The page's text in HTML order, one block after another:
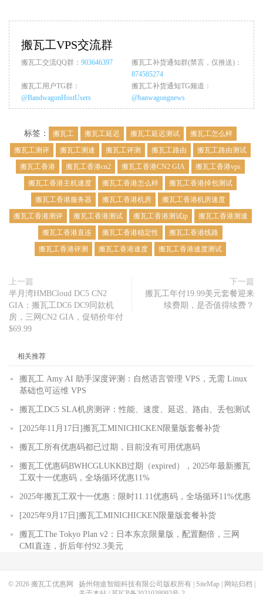
搬瓦工VPS交流群
搬瓦工交流QQ群： 903646397
搬瓦工补货通知群(禁言，仅推送)：
874585274
搬瓦工用户TG群：
@BandwagonHostUsers
搬瓦工补货通知TG频道：
@banwagongnews
标签： 搬瓦工 搬瓦工延迟 搬瓦工延迟测试
搬瓦工怎么样
搬瓦工测评
搬瓦工测速 搬瓦工评测 搬瓦工路由
搬瓦工路由测试
搬瓦工香港
搬瓦工香港cn2 搬瓦工香港CN2 GIA
搬瓦工香港vps
搬瓦工香港主机速度
搬瓦工香港怎么样
搬瓦工香港掉包测试
搬瓦工香港服务器
搬瓦工香港机房
搬瓦工香港机房速度
搬瓦工香港测评
搬瓦工香港测试 搬瓦工香港测试ip
搬瓦工香港测速
搬瓦工香港直连
搬瓦工香港稳定性
搬瓦工香港线路
搬瓦工香港评测
搬瓦工香港速度 搬瓦工香港速度测试
上一篇
半月湾HMBCloud DC5 CN2
GIA：搬瓦工DC6 DC9同款机
房，三网CN2 GIA，促销价年付
$69.99
下一篇
搬瓦工年付19.99美元套餐迎来
续费期，是否值得续费？
相关推荐
搬瓦工 Amy AI 助手深度评测：自然语言管理 VPS，无需 Linux
基础也可运维 VPS
搬瓦工DC5 SLA机房测评：性能、速度、延迟、路由、丢包测试
[2025年11月17日]搬瓦工MINICHICKEN限量版套餐补货
搬瓦工所有优惠码都已过期，目前没有可用优惠码
搬瓦工优惠码BWHCGLUKKB过期（expired），2025年最新搬瓦
工双十一优惠码，全场循环优惠11%
2025年搬瓦工双十一优惠：限时11.11优惠码，全场循环11%优惠
[2025年9月17日]搬瓦工MINICHICKEN限量版套餐补货
搬瓦工The Tokyo Plan v2：日本东京限量版，配置翻倍，三网
CMI直连，折后年付92.3美元
© 2026 搬瓦工优惠网 扬州翎途智能科技有限公司版权所有 | SiteMap| 网站归档